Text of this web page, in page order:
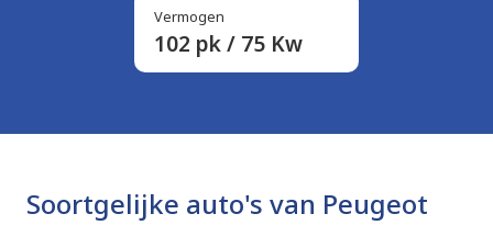
Vermogen
102 pk / 75 Kw
Soortgelijke auto's van Peugeot